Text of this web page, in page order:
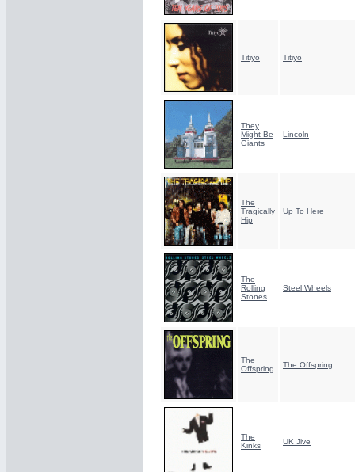
Titiyo Titiyo
They
Might Be
Giants
Lincoln
The
Tragically
Hip
Up To Here
The
Rolling
Stones
Steel Wheels
The
Offspring
The Offspring
The
Kinks
UK Jive